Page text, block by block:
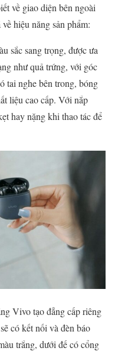
về giao diện bên ngoài
hiệu năng sản phẩm:
sắc sang trọng, được ưa
như quả trứng, với góc
tai nghe bên trong, bóng
liệu cao cấp. Với nắp
hay nặng khi thao tác để
Vivo tạo đẳng cấp riêng
có kết nối và đèn báo
trắng, dưới đế có cổng